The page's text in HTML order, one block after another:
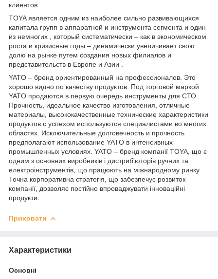
клиентов .
TOYA является одним из наиболее сильно развивающихся
капитала групп в аппаратной и инструмента сегмента и один
из немногих , который систематически – как в экономическом
роста и кризисные годы – динамически увеличивает свою
долю на рынке путем создания новых филиалов и
представительств в Европе и Азии .
YATO – бренд ориентированный на профессионалов. Это
хорошо видно по качеству продуктов. Под торговой маркой
YATO продаются в первую очередь инструменты для СТО.
Прочность, идеальное качество изготовления, отличные
материалы, высококачественные технические характеристики
продуктов с успехом используются специалистами во многих
областях. Исключительные долговечность и прочность
предполагают использование YATO в интенсивных
промышленных условиях. YATO – бренд компанії TOYA, що є
одним з основних виробників і дистриб'юторів ручних та
електроінструментів, що працюють на міжнародному ринку.
Точна корпоративна стратегія, що забезпечує розвиток
компанії, дозволяє постійно впроваджувати інноваційні
продукти.
Приховати
Характеристики
Основні